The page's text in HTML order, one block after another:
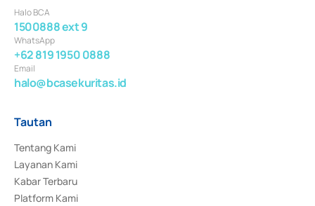
Halo BCA
1500888 ext 9
WhatsApp
+62 819 1950 0888
Email
halo@bcasekuritas.id
Tautan
Tentang Kami
Layanan Kami
Kabar Terbaru
Platform Kami